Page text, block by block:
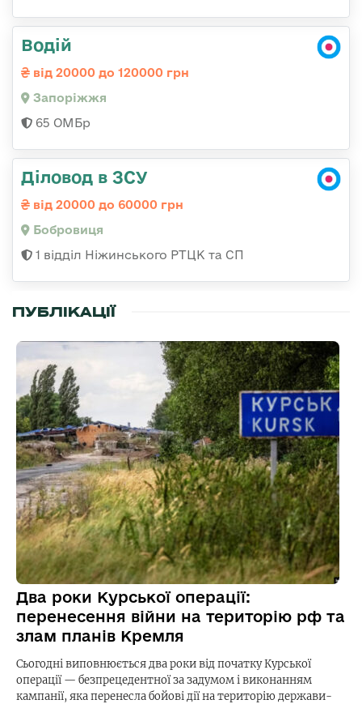
Водій
від 20000 до 120000 грн
Запоріжжя
65 ОМБр
Діловод в ЗСУ
від 20000 до 60000 грн
Бобровиця
1 відділ Ніжинського РТЦК та СП
ПУБЛІКАЦІЇ
Два роки Курської операції:
перенесення війни на територію рф та
злам планів Кремля
Сьогодні виповнюється два роки від початку Курської
операції — безпрецедентної за задумом і виконанням
кампанії, яка перенесла бойові дії на територію держави-